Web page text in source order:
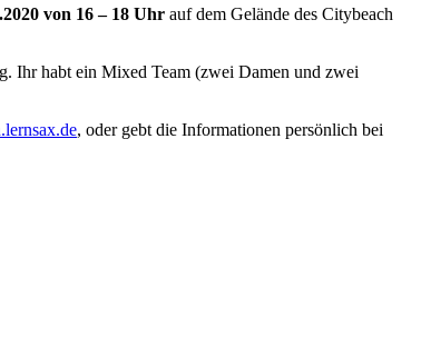
von 16 – 18 Uhr auf dem Gelände des Citybeach
Ihr habt ein Mixed Team (zwei Damen und zwei
, oder gebt die Informationen persönlich bei